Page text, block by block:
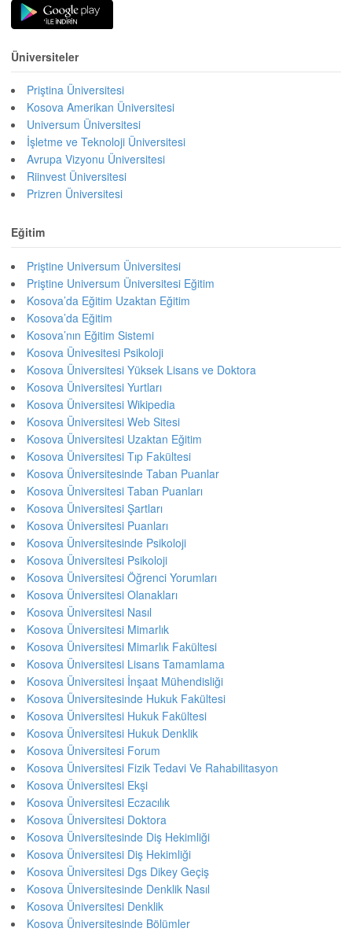
Üniversiteler
Priştina Üniversitesi
Kosova Amerikan Üniversitesi
Universum Üniversitesi
İşletme ve Teknoloji Üniversitesi
Avrupa Vizyonu Üniversitesi
Riinvest Üniversitesi
Prizren Üniversitesi
Eğitim
Priştine Universum Üniversitesi
Priştine Universum Üniversitesi Eğitim
Kosova’da Eğitim Uzaktan Eğitim
Kosova’da Eğitim
Kosova’nın Eğitim Sistemi
Kosova Ünivesitesi Psikoloji
Kosova Üniversitesi Yüksek Lisans ve Doktora
Kosova Üniversitesi Yurtları
Kosova Üniversitesi Wikipedia
Kosova Üniversitesi Web Sitesi
Kosova Üniversitesi Uzaktan Eğitim
Kosova Üniversitesi Tıp Fakültesi
Kosova Üniversitesinde Taban Puanlar
Kosova Üniversitesi Taban Puanları
Kosova Üniversitesi Şartları
Kosova Üniversitesi Puanları
Kosova Üniversitesinde Psikoloji
Kosova Üniversitesi Psikoloji
Kosova Üniversitesi Öğrenci Yorumları
Kosova Üniversitesi Olanakları
Kosova Üniversitesi Nasıl
Kosova Üniversitesi Mimarlık
Kosova Üniversitesi Mimarlık Fakültesi
Kosova Üniversitesi Lisans Tamamlama
Kosova Üniversitesi İnşaat Mühendisliği
Kosova Üniversitesinde Hukuk Fakültesi
Kosova Üniversitesi Hukuk Fakültesi
Kosova Üniversitesi Hukuk Denklik
Kosova Üniversitesi Forum
Kosova Üniversitesi Fizik Tedavi Ve Rahabilitasyon
Kosova Üniversitesi Ekşi
Kosova Üniversitesi Eczacılık
Kosova Üniversitesi Doktora
Kosova Üniversitesinde Diş Hekimliği
Kosova Üniversitesi Diş Hekimliği
Kosova Üniversitesi Dgs Dikey Geçiş
Kosova Üniversitesinde Denklik Nasıl
Kosova Üniversitesi Denklik
Kosova Üniversitesinde Bölümler